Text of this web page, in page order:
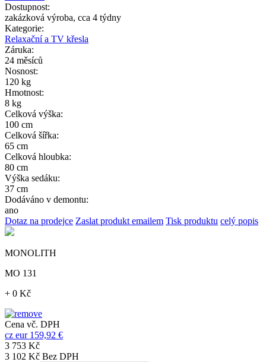
Dostupnost:
zakázková výroba, cca 4 týdny
Kategorie:
Relaxační a TV křesla
Záruka:
24 měsíců
Nosnost:
120 kg
Hmotnost:
8 kg
Celková výška:
100 cm
Celková šířka:
65 cm
Celková hloubka:
80 cm
Výška sedáku:
37 cm
Dodáváno v demontu:
ano
Dotaz na prodejce Zaslat produkt emailem Tisk produktu celý popis
MONOLITH
MO 131
+ 0 Kč
Cena vč. DPH
cz eur 159,92 €
3 753 Kč
3 102 Kč Bez DPH